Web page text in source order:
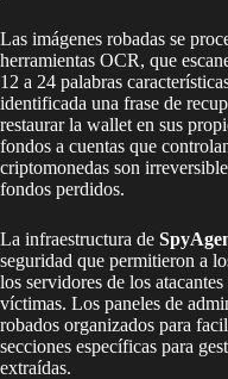
Las imágenes robadas se
herramientas OCR, que
12 a 24 palabras
identificada una frase de
restaurar la wallet en sus
fondos a cuentas que
criptomonedas son
fondos perdidos.
La infraestructura de
seguridad que permitieron a
los servidores de los
víctimas. Los paneles de
robados organizados para
secciones específicas para
extraídas.